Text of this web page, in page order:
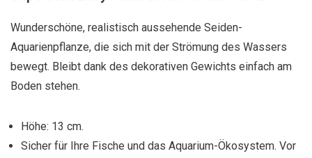
Wunderschöne, realistisch aussehende Seiden-
Aquarienpflanze, die sich mit der Strömung des Wassers
bewegt. Bleibt dank des dekorativen Gewichts einfach am
Boden stehen.
Höhe: 13 cm.
Sicher für Ihre Fische und das Aquarium-Ökosystem. Vor